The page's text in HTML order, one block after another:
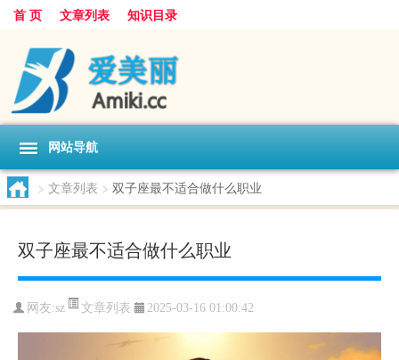
首 页 文章列表 知识目录
网站导航
> 文章列表 > 双子座最不适合做什么职业
双子座最不适合做什么职业
网友:sz 文章列表 2025-03-16 01:00:42